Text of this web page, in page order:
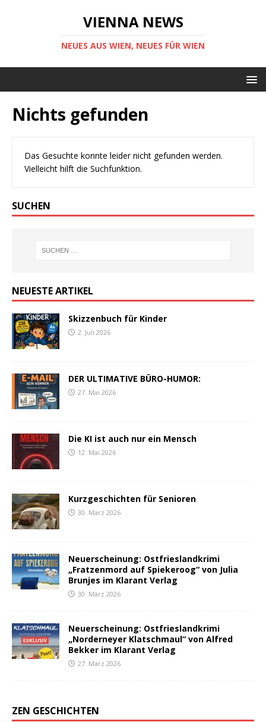
VIENNA NEWS
NEUES AUS WIEN, NEUES FÜR WIEN
Nichts gefunden
Das Gesuchte konnte leider nicht gefunden werden.
Vielleicht hilft die Suchfunktion.
SUCHEN
NEUESTE ARTIKEL
Skizzenbuch für Kinder
2. Juli 2026
DER ULTIMATIVE BÜRO-HUMOR:
27. Mai 2026
Die KI ist auch nur ein Mensch
12. Mai 2026
Kurzgeschichten für Senioren
30. März 2026
Neuerscheinung: Ostfrieslandkrimi
„Fratzenmord auf Spiekeroog“ von Julia
Brunjes im Klarant Verlag
30. März 2026
Neuerscheinung: Ostfrieslandkrimi
„Norderneyer Klatschmaul“ von Alfred
Bekker im Klarant Verlag
27. März 2026
ZEN GESCHICHTEN